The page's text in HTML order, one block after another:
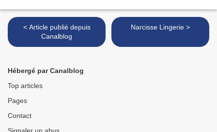
< Article publié depuis
Canalblog
Narcisse Lingerie >
Hébergé par Canalblog
Top articles
Pages
Contact